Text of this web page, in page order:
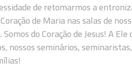
de retomarmos a
de Maria nas salas de
do Coração de Jesus! A
nossos seminários,